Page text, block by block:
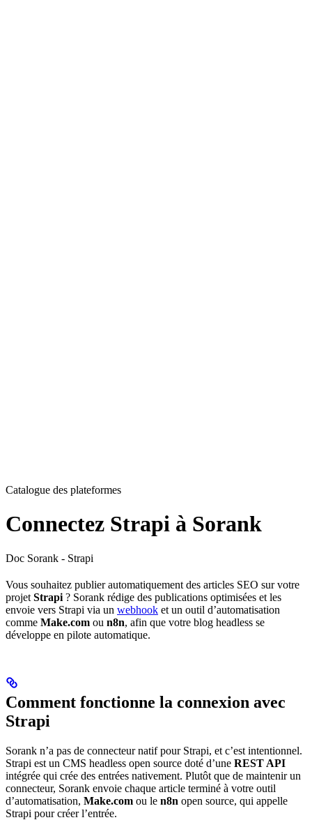
Catalogue des plateformes
Connectez Strapi à Sorank
Doc Sorank - Strapi
Vous souhaitez publier automatiquement des articles SEO sur votre
projet Strapi ? Sorank rédige des publications optimisées et les
envoie vers Strapi via un webhook et un outil d’automatisation
comme Make.com ou n8n, afin que votre blog headless se
développe en pilote automatique.
Comment fonctionne la connexion avec
Strapi
Sorank n’a pas de connecteur natif pour Strapi, et c’est intentionnel.
Strapi est un CMS headless open source doté d’une REST API
intégrée qui crée des entrées nativement. Plutôt que de maintenir un
connecteur, Sorank envoie chaque article terminé à votre outil
d’automatisation, Make.com ou le n8n open source, qui appelle
Strapi pour créer l’entrée.